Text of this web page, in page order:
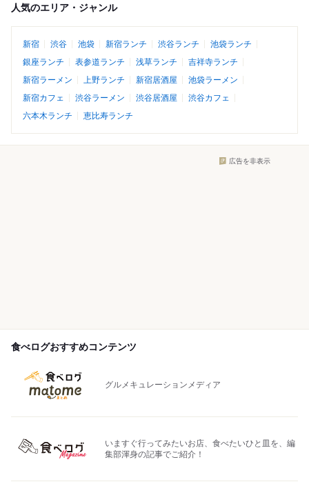
人気のエリア・ジャンル
新宿 渋谷 池袋 新宿ランチ 渋谷ランチ
池袋ランチ
銀座ランチ
表参道ランチ 浅草ランチ
吉祥寺ランチ
新宿ラーメン
上野ランチ 新宿居酒屋
池袋ラーメン
新宿カフェ
渋谷ラーメン 渋谷居酒屋
渋谷カフェ
六本木ランチ
恵比寿ランチ
広告を非表示
食べログおすすめコンテンツ
グルメキュレーションメディア
いますぐ行ってみたいお店、食べたいひと皿を、編
集部渾身の記事でご紹介！